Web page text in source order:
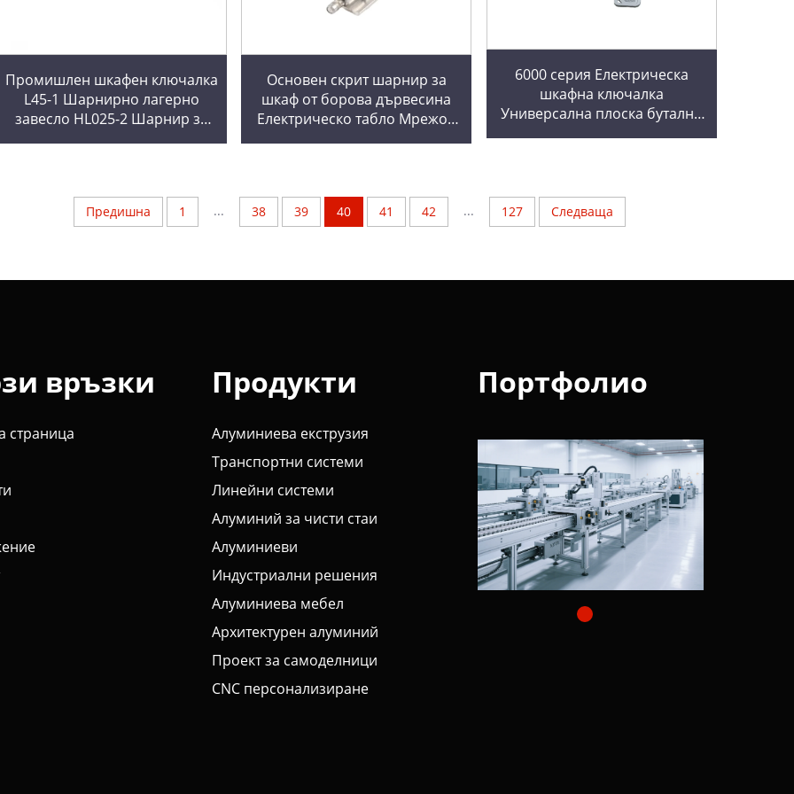
Промишлен шкафен ключалка
L45-1 Шарнирно лагерно
завесло HL025-2 Шарнир за
Основен скрит шарнир за
шкаф от борова дървесина
Електрическо табло Мрежов
6000 серия Електрическа
шкафна ключалка
Универсална плоска бутална
Предишна 1 ... 38 39 40 41 42 ... 127 Следваща
връзки
страница
Продукти
Алуминиева екструзия
Транспортни системи
Линейни системи
Алуминий за чисти стаи
Алуминиеви
Индустриални решения
Алуминиева мебел
Архитектурен алуминий
Проект за самоделници
CNC персонализиране
Портфолио